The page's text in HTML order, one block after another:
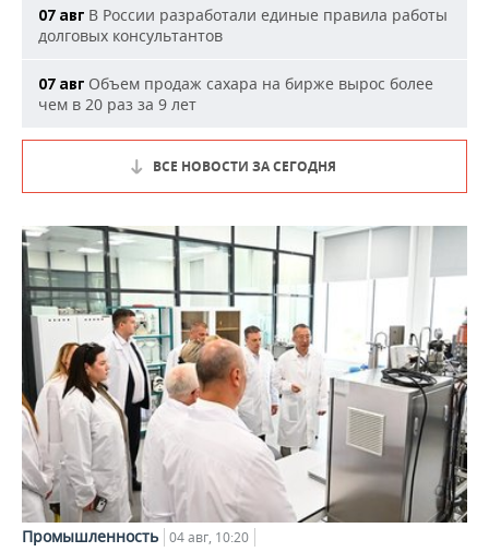
07 авг В России разработали единые правила работы
долговых консультантов
07 авг Объем продаж сахара на бирже вырос более
чем в 20 раз за 9 лет
ВСЕ НОВОСТИ ЗА СЕГОДНЯ
Промышленность 04 авг, 10:20